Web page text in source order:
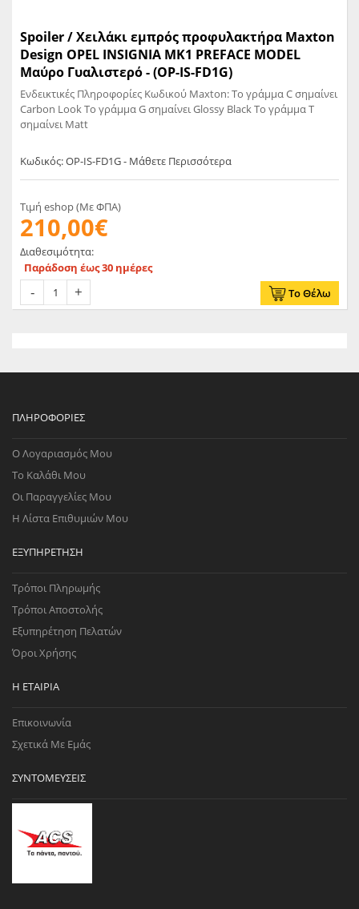
Spoiler / Χειλάκι εμπρός προφυλακτήρα Maxton
Design OPEL INSIGNIA MK1 PREFACE MODEL
Μαύρο Γυαλιστερό - (OP-IS-FD1G)
Ενδεικτικές Πληροφορίες Κωδικού Maxton: Το γράμμα C σημαίνει
Carbon Look Το γράμμα G σημαίνει Glossy Black Το γράμμα T
σημαίνει Matt
Κωδικός: OP-IS-FD1G - Μάθετε Περισσότερα
Τιμή eshop (Με ΦΠΑ)
210,00€
Διαθεσιμότητα:
Παράδοση έως 30 ημέρες
Το Θέλω
ΠΛΗΡΟΦΟΡΊΕΣ
Ο Λογαριασμός Μου
Το Καλάθι Μου
Οι Παραγγελίες Μου
Η Λίστα Επιθυμιών Μου
ΕΞΥΠΗΡΈΤΗΣΗ
Τρόποι Πληρωμής
Τρόποι Αποστολής
Εξυπηρέτηση Πελατών
Όροι Χρήσης
Η ΕΤΑΙΡΊΑ
Επικοινωνία
Σχετικά Με Εμάς
ΣΥΝΤΟΜΕΎΣΕΙΣ